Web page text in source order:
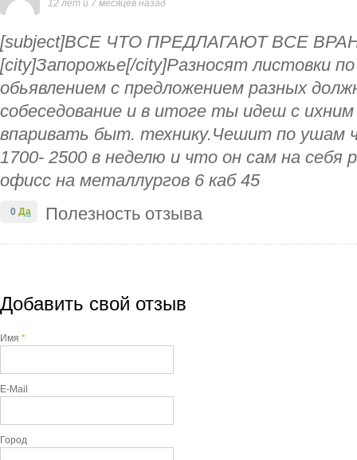
12 лет и 7 месяцев назад
[subject]ВСЕ ЧТО ПРЕДЛАГАЮТ ВСЕ
[city]Запорожье[/city]Разносят листовки
обьявлением с предложением разных
собеседование и в итоге ты идеш с
впаривать быт. технику.Чешит по ушам
1700- 2500 в неделю и что он сам на
офисс на металлургов 6 каб 45
Полезность отзыва
0 Да
Добавить свой отзыв
Имя *
E-Mail
Город